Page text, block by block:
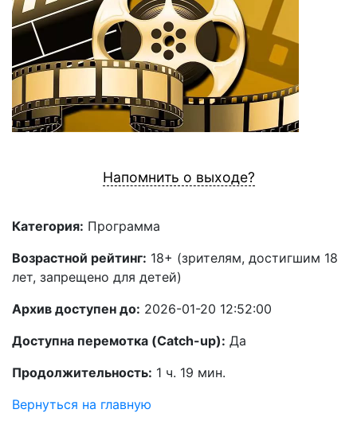
Напомнить о выходе?
Категория: Программа
Возрастной рейтинг: 18+ (зрителям, достигшим 18
лет, запрещено для детей)
Архив доступен до: 2026-01-20 12:52:00
Доступна перемотка (Catch-up): Да
Продолжительность: 1 ч. 19 мин.
Вернуться на главную